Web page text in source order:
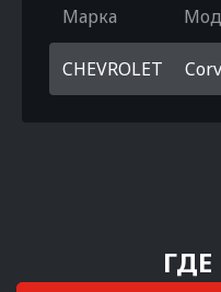
Марка
CHEVROLET